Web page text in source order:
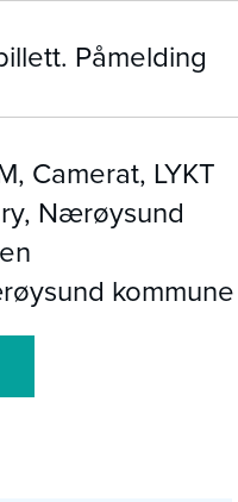
Påmelding
Camerat, LYKT
Nærøysund
kommune